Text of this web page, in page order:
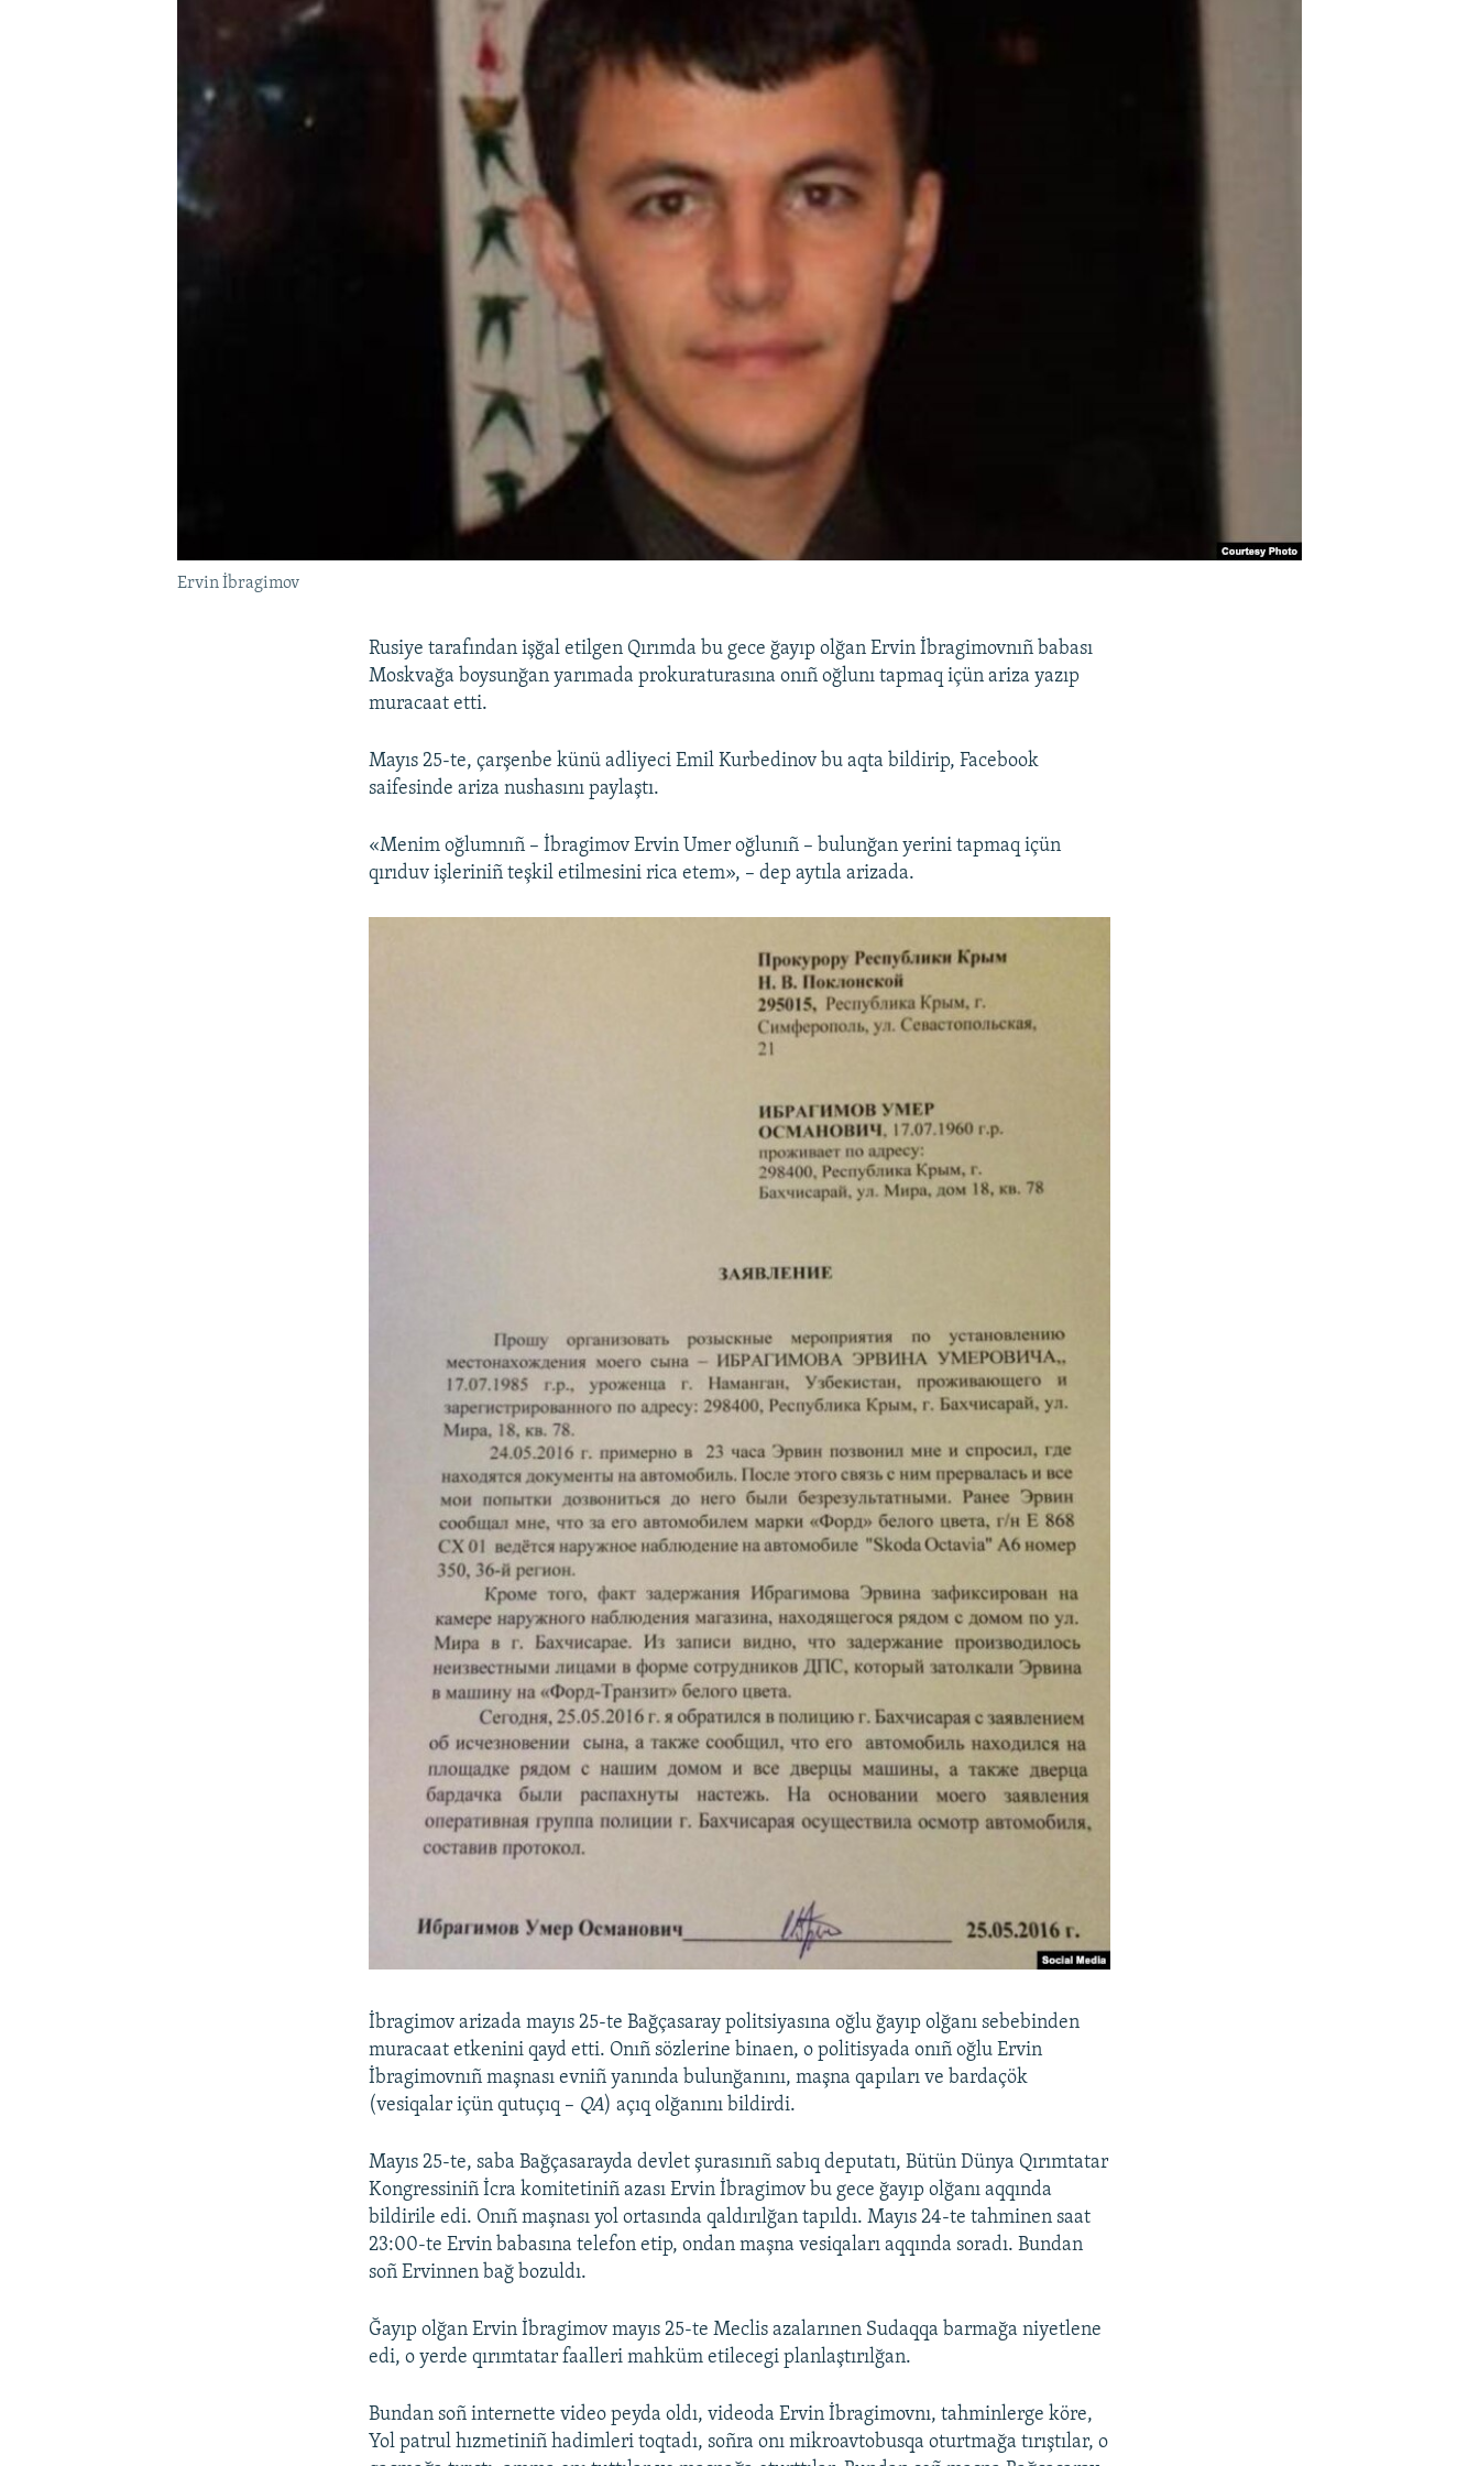
Ervin İbragimov
Rusiye tarafından işğal etilgen Qırımda bu gece ğayıp olğan Ervin İbragimovnıñ babası
Moskvağa boysunğan yarımada prokuraturasına onıñ oğlunı tapmaq içün ariza yazıp
muracaat etti.
Mayıs 25-te, çarşenbe künü adliyeci Emil Kurbedinov bu aqta bildirip, Facebook
saifesinde ariza nushasını paylaştı.
«Menim oğlumnıñ – İbragimov Ervin Umer oğlunıñ – bulunğan yerini tapmaq içün
qırıduv işleriniñ teşkil etilmesini rica etem», – dep aytıla arizada.​
İbragimov arizada mayıs 25-te Bağçasaray politsiyasına oğlu ğayıp olğanı sebebinden
muracaat etkenini qayd etti. Onıñ sözlerine binaen, o politisyada onıñ oğlu Ervin
İbragimovnıñ maşnası evniñ yanında bulunğanını, maşna qapıları ve bardaçök
(vesiqalar içün qutuçıq – QA) açıq olğanını bildirdi.
Mayıs 25-te, saba Bağçasarayda devlet şurasınıñ sabıq deputatı, Bütün Dünya Qırımtatar
Kongressiniñ İcra komitetiniñ azası Ervin İbragimov bu gece ğayıp olğanı aqqında
bildirile edi. Onıñ maşnası yol ortasında qaldırılğan tapıldı. Mayıs 24-te tahminen saat
23:00-te Ervin babasına telefon etip, ondan maşna vesiqaları aqqında soradı. Bundan
soñ Ervinnen bağ bozuldı.
Ğayıp olğan Ervin İbragimov mayıs 25-te Meclis azalarınen Sudaqqa barmağa niyetlene
edi, o yerde qırımtatar faalleri mahküm etilecegi planlaştırılğan.
Bundan soñ internette video peyda oldı, videoda Ervin İbragimovnı, tahminlerge köre,
Yol patrul hızmetiniñ hadimleri toqtadı, soñra onı mikroavtobusqa oturtmağa tırıştılar, o